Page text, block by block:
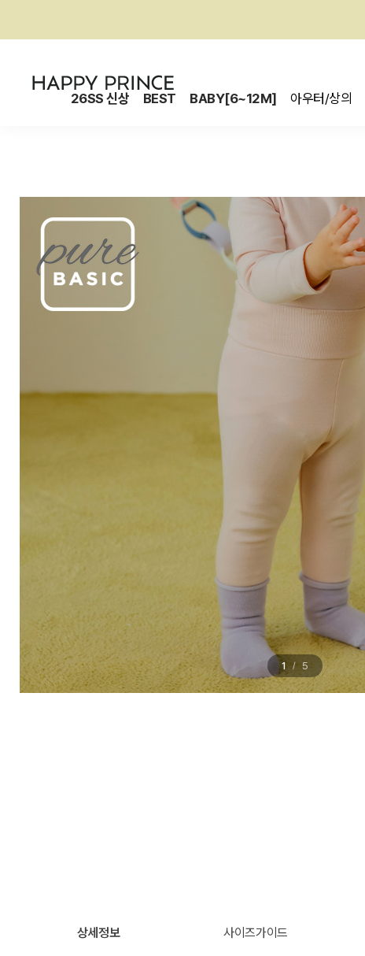
26SS 신상 BEST BABY[6~12M] 아우터/상의
1 / 5
상세정보 사이즈가이드